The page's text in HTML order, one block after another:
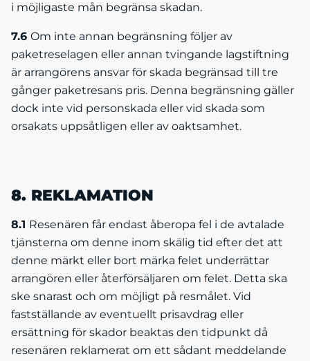
i möjligaste mån begränsa skadan.
7.6 Om inte annan begränsning följer av
paketreselagen eller annan tvingande lagstiftning
är arrangörens ansvar för skada begränsad till tre
gånger paketresans pris. Denna begränsning gäller
dock inte vid personskada eller vid skada som
orsakats uppsåtligen eller av oaktsamhet.
8. REKLAMATION
8.1 Resenären får endast åberopa fel i de avtalade
tjänsterna om denne inom skälig tid efter det att
denne märkt eller bort märka felet underrättar
arrangören eller återförsäljaren om felet. Detta ska
ske snarast och om möjligt på resmålet. Vid
fastställande av eventuellt prisavdrag eller
ersättning för skador beaktas den tidpunkt då
resenären reklamerat om ett sådant meddelande